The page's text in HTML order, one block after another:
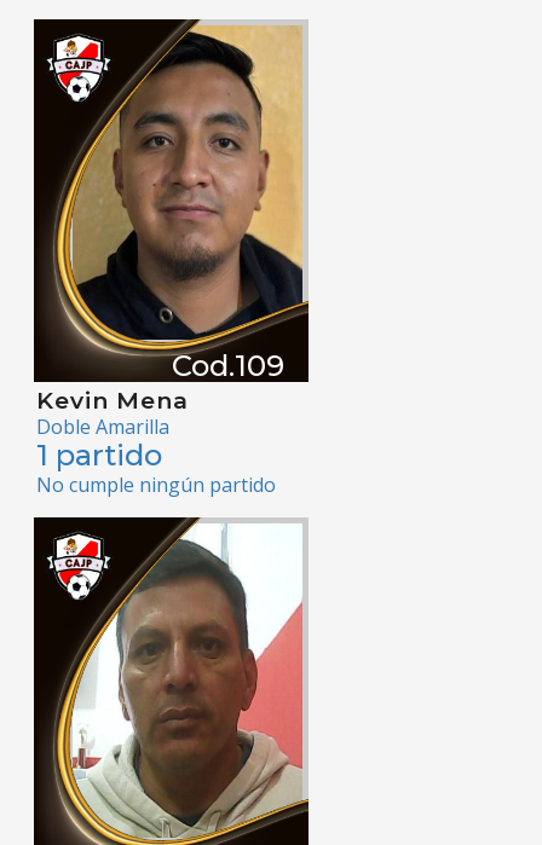
Cod.109
Kevin Mena
Doble Amarilla
1 partido
No cumple ningún partido